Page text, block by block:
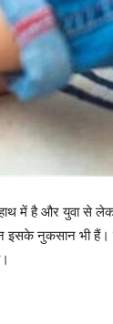
में है और युवा से
इसके नुकसान भी